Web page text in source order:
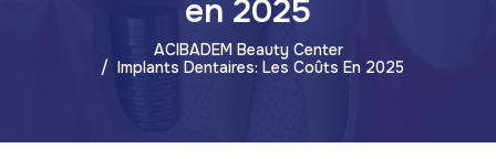
en 2025
ACIBADEM Beauty Center
Implants Dentaires: Les Coûts En 2025